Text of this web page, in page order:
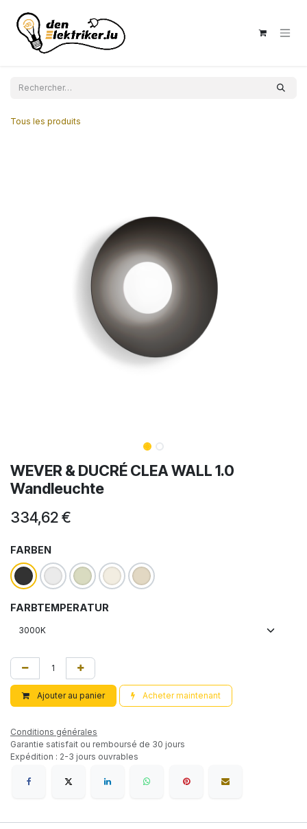
Tous les produits
WEVER & DUCRÉ CLEA WALL 1.0
Wandleuchte
334,62€
FARBEN
FARBTEMPERATUR
Ajouter au panier Acheter maintenant
Conditions générales
Garantie satisfait ou remboursé de 30 jours
Expédition : 2-3 jours ouvrables